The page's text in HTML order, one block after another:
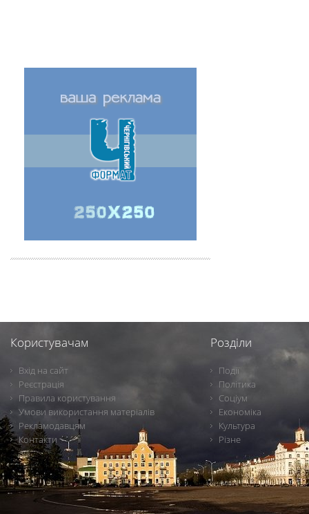
Користувачам
Вхід на сайт
Реєстрація
Правила користування
Умови використання матеріалів
Рекламодавцям
Контакти
Розділи
Події
Політика
Соціум
Економіка
Культура
Різне